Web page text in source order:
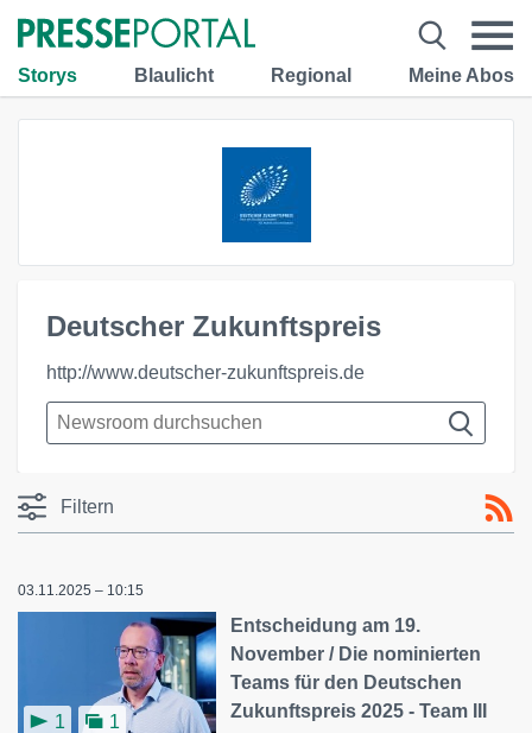
Storys Blaulicht Regional Meine Abos
Deutscher Zukunftspreis
http://www.deutscher-zukunftspreis.de
Filtern
03.11.2025 – 10:15
1 1
Entscheidung am 19.
November / Die nominierten
Teams für den Deutschen
Zukunftspreis 2025 - Team III